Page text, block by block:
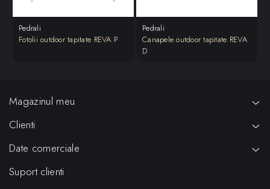
Pedrali
Fotolii outdoor tapitate REVA P
Pedrali
Canapele outdoor tapitate REVA
D
Magazinul meu
Clienti
Date comerciale
Suport clienti